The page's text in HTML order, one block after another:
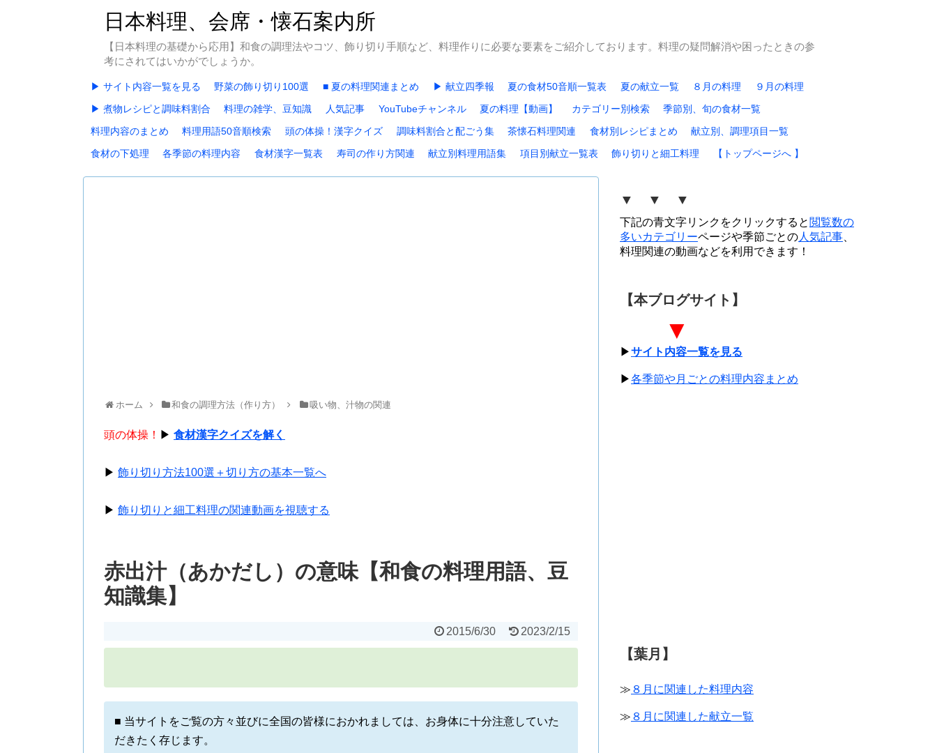
日本料理、会席・懐石案内所
【日本料理の基礎から応用】和食の調理法やコツ、飾り切り手順など、料理作りに必要な要素をご紹介しております。料理の疑問解消や困ったときの参
考にされてはいかがでしょうか。
▶ サイト内容一覧を見る 野菜の飾り切り100選 ■ 夏の料理関連まとめ ▶ 献立四季報 夏の食材50音順一覧表 夏の献立一覧 ８月の料理
９月の料理
▶ 煮物レシピと調味料割合
料理の雑学、豆知識 人気記事 YouTubeチャンネル 夏の料理【動画】 カテゴリー別検索
季節別、旬の食材一覧
料理内容のまとめ
料理用語50音順検索 頭の体操！漢字クイズ 調味料割合と配ごう集 茶懐石料理関連 食材別レシピまとめ
献立別、調理項目一覧
食材の下処理
各季節の料理内容 食材漢字一覧表 寿司の作り方関連 献立別料理用語集 項目別献立一覧表 飾り切りと細工料理 【トップページへ 】
ホーム 和食の調理方法（作り方） 吸い物、汁物の関連
頭の体操！ ▶ 食材漢字クイズを解く
▶ 飾り切り方法100選＋切り方の基本一覧へ
▶ 飾り切りと細工料理の関連動画を視聴する
赤出汁（あかだし）の意味【和食の料理用語、豆
知識集】
2015/6/30 2023/2/15
■ 当サイトをご覧の方々並びに全国の皆様におかれましては、お身体に十分注意していた
だきたく存じます。
▼ ▼ ▼
下記の青文字リンクをクリックすると 閲覧数の
多いカテゴリーページや季節ごとの人気記事
料理関連の動画などを利用できます！
【本ブログサイト】
▼
▶サイト内容一覧を見る
▶各季節や月ごとの料理内容まとめ
【葉月】
≫ ８月に関連した料理内容
≫ ８月に関連した献立一覧